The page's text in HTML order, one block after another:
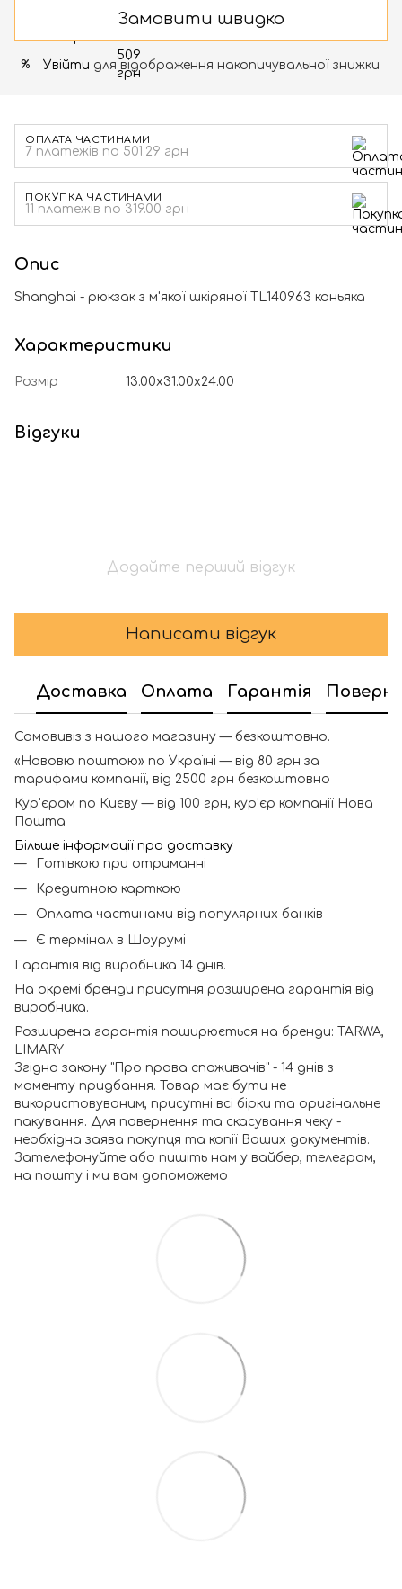
Замовити швидко
% Увійти для відображення накопичувальної знижки
ОПЛАТА ЧАСТИНАМИ
7 платежів по 501.29 грн
ПОКУПКА ЧАСТИНАМИ
11 платежів по 319.00 грн
Опис
Shanghai - рюкзак з м'якої шкіряної TL140963 коньяка
Характеристики
Розмір 13.00x31.00x24.00
Відгуки
Додайте перший відгук
Написати відгук
Доставка Оплата Гарантія
Самовивіз з нашого магазину — безкоштовно.
«Нововю поштою» по Україні — від 80 грн за
тарифами компанії, від 2500 грн безкоштовно
Кур'єром по Києву — від 100 грн, кур'єр компанії Нова
Пошта
Більше інформації про доставку
Готівкою при отриманні
Кредитною карткою
Оплата частинами від популярних банків
Є термінал в Шоурумі
Гарантія від виробника 14 днів.
На окремі бренди присутня розширена гарантія від
виробника.
Розширена гарантія поширюється на бренди: TARWA,
LIMARY
Згідно закону "Про права споживачів" - 14 днів з
моменту придбання. Товар має бути не
використовуваним, присутні всі бірки та оригінальне
пакування. Для повернення та скасування чеку -
необхідна заява покупця та копії Ваших документів.
Зателефонуйте або пишіть нам у вайбер, телеграм,
на пошту і ми вам допоможемо